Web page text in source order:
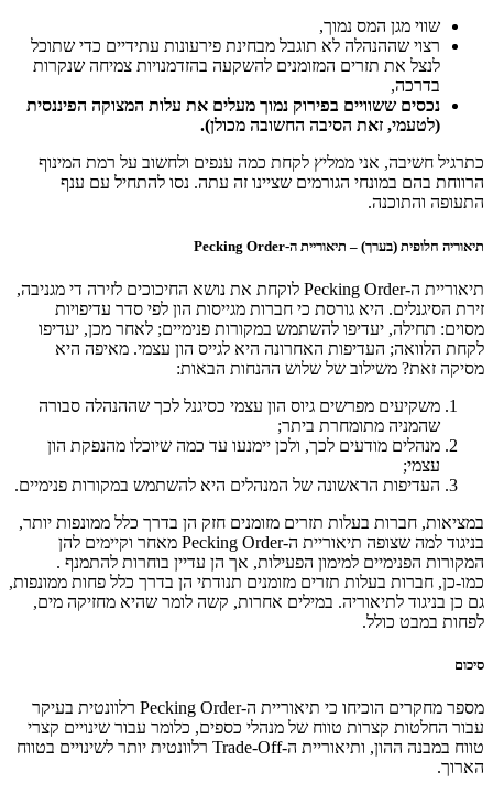
שווי מגן המס נמוך,
רצוי שההנהלה לא תוגבל מבחינת פירעונות עתידיים כדי שתוכל
לנצל את תזרים המזומנים להשקעה בהזדמנויות צמיחה שנקרות
בדרכה,
נכסים ששוויים בפירוק נמוך מעלים את עלות המצוקה הפיננסית
(לטעמי, זאת הסיבה החשובה מכולן).
כתרגיל חשיבה, אני ממליץ לקחת כמה ענפים ולחשוב על רמת המינוף
הרווחת בהם במונחי הגורמים שציינו זה עתה. נסו להתחיל עם ענף
התעופה והתוכנה.
תיאוריה חלופית (בערך) – תיאוריית ה-Pecking Order
תיאוריית ה-Pecking Order לוקחת את נושא החיכוכים לזירה די מגניבה,
זירת הסיגנלים. היא גורסת כי חברות מגייסות הון לפי סדר עדיפויות
מסוים: תחילה, יעדיפו להשתמש במקורות פנימיים; לאחר מכן, יעדיפו
לקחת הלוואה; העדיפות האחרונה היא לגייס הון עצמי. מאיפה היא
מסיקה זאת? משילוב של שלוש ההנחות הבאות:
משקיעים מפרשים גיוס הון עצמי כסיגנל לכך שההנהלה סבורה
שהמניה מתומחרת ביתר;
מנהלים מודעים לכך, ולכן יימנעו עד כמה שיוכלו מהנפקת הון
עצמי;
העדיפות הראשונה של המנהלים היא להשתמש במקורות פנימיים.
במציאות, חברות בעלות תזרים מזומנים חזק הן בדרך כלל ממונפות יותר,
בניגוד למה שצופה תיאוריית ה-Pecking Order מאחר וקיימים להן
המקורות הפנימיים למימון הפעילות, אך הן עדיין בוחרות להתמנף .
כמו-כן, חברות בעלות תזרים מזומנים תנודתי הן בדרך כלל פחות ממונפות,
גם כן בניגוד לתיאוריה. במילים אחרות, קשה לומר שהיא מחזיקה מים,
לפחות במבט כולל.
סיכום
מספר מחקרים הוכיחו כי תיאוריית ה-Pecking Order רלוונטית בעיקר
עבור החלטות קצרות טווח של מנהלי כספים, כלומר עבור שינויים קצרי
טווח במבנה ההון, ותיאוריית ה-Trade-Off רלוונטית יותר לשינויים בטווח
הארוך.